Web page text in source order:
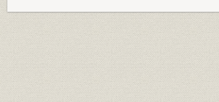
第6章 拡大成長へ(昭和40~49年)
第7章 新しい時代に力強い発展(昭和50年~)
役員・地方工場および事業所
資料
編集後記